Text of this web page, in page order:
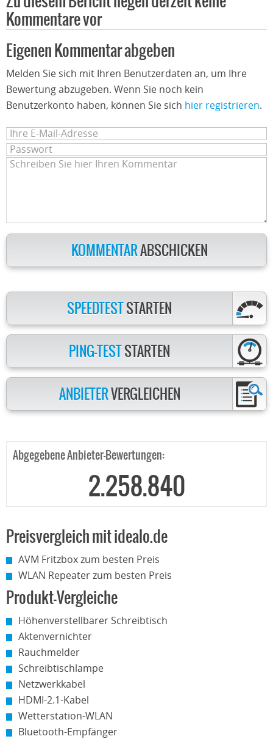
Kommentare vor
Eigenen Kommentar abgeben
Melden Sie sich mit Ihren Benutzerdaten an, um Ihre
Bewertung abzugeben. Wenn Sie noch kein
Benutzerkonto haben, können Sie sich hier registrieren.
KOMMENTARABSCHICKEN
SPEEDTESTSTARTEN
PING-TESTSTARTEN
ANBIETERVERGLEICHEN
Abgegebene Anbieter-Bewertungen:
2.258.840
Preisvergleich mit idealo.de
AVM Fritzbox zum besten Preis
WLAN Repeater zum besten Preis
Produkt-Vergleiche
Höhenverstellbarer Schreibtisch
Aktenvernichter
Rauchmelder
Schreibtischlampe
Netzwerkkabel
HDMI-2.1-Kabel
Wetterstation-WLAN
Bluetooth-Empfänger